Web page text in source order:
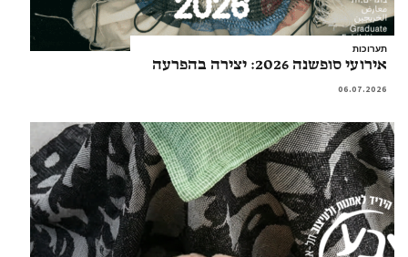
תערוכות
אירועי סופשנה 2026: יצירה בהפרעה
06.07.2026